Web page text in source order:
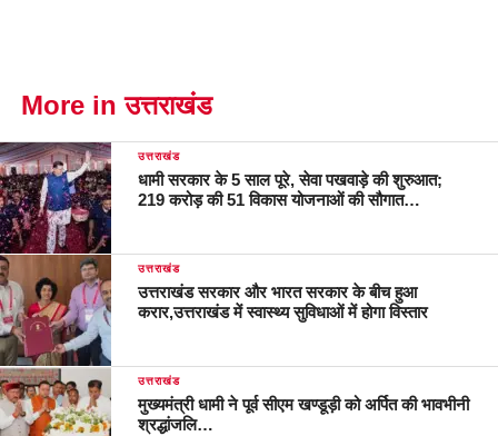
More in उत्तराखंड
उत्तराखंड
धामी सरकार के 5 साल पूरे, सेवा पखवाड़े की शुरुआत;
219 करोड़ की 51 विकास योजनाओं की सौगात…
उत्तराखंड
उत्तराखंड सरकार और भारत सरकार के बीच हुआ
करार,उत्तराखंड में स्वास्थ्य सुविधाओं में होगा विस्तार
उत्तराखंड
मुख्यमंत्री धामी ने पूर्व सीएम खण्डूड़ी को अर्पित की भावभीनी
श्रद्धांजलि…